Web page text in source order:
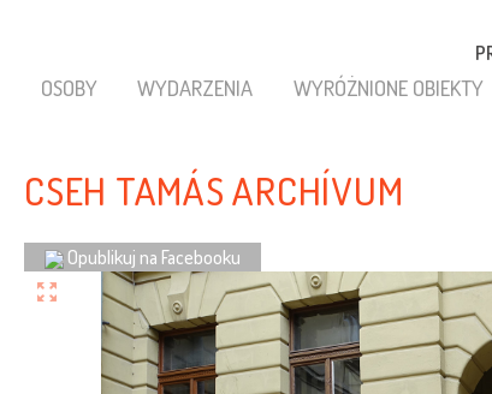
OSOBY WYDARZENIA WYRÓŻNIONE OBIEKTY
CSEH TAMÁS ARCHÍVUM
Opublikuj na Facebooku